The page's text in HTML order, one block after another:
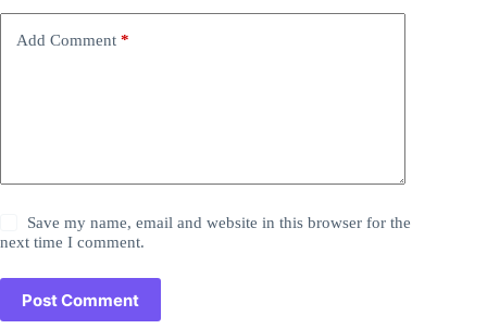
Add Comment *
Save my name, email and website in this browser for the
next time I comment.
Post Comment